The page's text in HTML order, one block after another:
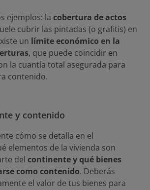
ejemplos: la cobertura de actos
cubrir las pintadas (o grafitis) en
un límite económico en la
, que puede coincidir en
la cuantía total asegurada para
contenido.
y contenido
cómo se detalla en el
elementos de la vivienda son
del continente y qué bienes
como contenido. Deberás
el valor de tus bienes para